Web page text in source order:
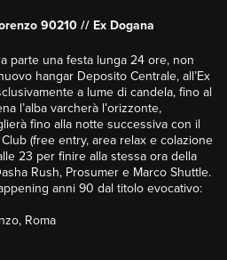
90210 // Ex Dogana
parte una festa lunga 24 ore, non
hangar Deposito Centrale, all’Ex
a lume di candela, fino al
l’alba varcherà l’orizzonte,
fino alla notte successiva con il
(free entry, area relax e colazione
23 per finire alla stessa ora della
Rush, Prosumer e Marco Shuttle.
anni 90 dal titolo evocativo:
Roma